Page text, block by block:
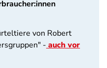
von Robert
- auch vor